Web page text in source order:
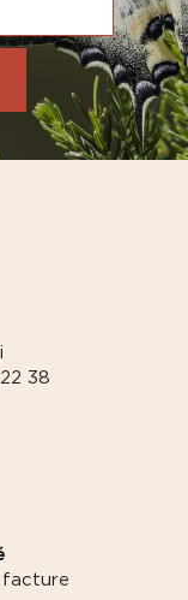
38
facture